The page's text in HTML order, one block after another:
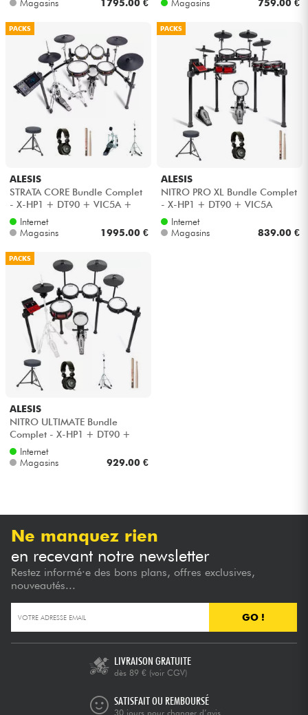
Magasins
1795.00 €
Magasins
759.00 €
PACKS
ALESIS
STRATA CORE Bundle Complet
- X-HP1 + DT90 + VIC5A +
HH45WN + HP30
Internet
Magasins
1995.00 €
PACKS
ALESIS
NITRO PRO XL Bundle Complet
- X-HP1 + DT90 + VIC5A
Internet
Magasins
839.00 €
PACKS
ALESIS
NITRO ULTIMATE Bundle
Complet - X-HP1 + DT90 +
HH45WN + VIC5A
Internet
Magasins
929.00 €
Ne manquez rien
en recevant notre newsletter
Restez informé·e des bons plans, offres exclusives,
nouveautés...
GO !
LIVRAISON GRATUITE
dès 89 € (voir CGV)
SATISFAIT OU REMBOURSÉ
30 jours pour changer d’avis